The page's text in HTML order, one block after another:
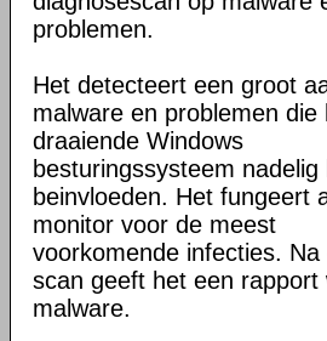
problemen.
Het detecteert een groot
malware en problemen die
draaiende Windows
besturingssysteem nadelig
beinvloeden. Het fungeert
monitor voor de meest
voorkomende infecties. Na
scan geeft het een
malware.